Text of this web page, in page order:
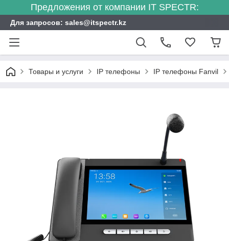
Предложения от компании IT SPECTR:
Для запросов: sales@itspectr.kz
Товары и услуги IP телефоны IP телефоны Fanvil